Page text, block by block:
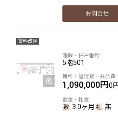
お問合せ
賃料改定
5階501
1,090,000円0円
3.0ヶ月 無